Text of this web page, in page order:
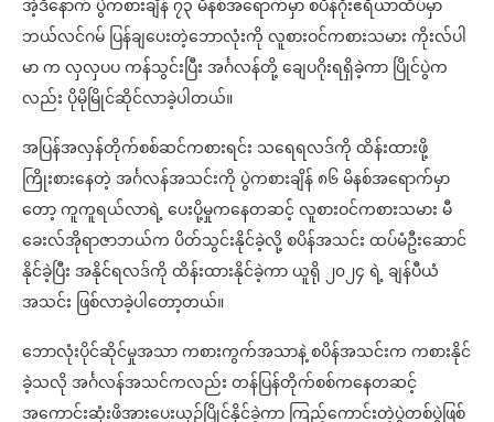
အဲ့ဒီနောက် ပွဲကစားချိန် ၇၃ မိနစ်အရောက်မှာ စပိန်ဂိုးဧရိယာထိပ်မှာ
ဘယ်လင်ဂမ် ပြန်ချပေးတဲ့ဘောလုံးကို လူစားဝင်ကစားသမား ကိုးလ်ပါ
မာ က လှလှပပ ကန်သွင်းပြီး အင်္ဂလန်တို့ ချေပဂိုးရရှိခဲ့ကာ ပြိုင်ပွဲက
လည်း ပိုမိုမြိုင်ဆိုင်လာခဲ့ပါတယ်။
အပြန်အလှန်တိုက်စစ်ဆင်ကစားရင်း သရေရလဒ်ကို ထိန်းထားဖို့
ကြိုးစားနေတဲ့ အင်္ဂလန်အသင်းကို ပွဲကစားချိန် ၈၆ မိနစ်အရောက်မှာ
တော့ ကူကူရယ်လာရဲ့ ပေးပို့မှုကနေတဆင့် လူစားဝင်ကစားသမား မီ
ခေးလ်အိုရာဇာဘယ်က ပိတ်သွင်းနိုင်ခဲ့လို့ စပိန်အသင်း ထပ်မံဦးဆောင်
နိုင်ခဲ့ပြီး အနိုင်ရလဒ်ကို ထိန်းထားနိုင်ခဲ့ကာ ယူရို ၂၀၂၄ ရဲ့ ချန်ပီယံ
အသင်း ဖြစ်လာခဲ့ပါတော့တယ်။
ဘောလုံးပိုင်ဆိုင်မှုအသာ ကစားကွက်အသာနဲ့ စပိန်အသင်းက ကစားနိုင်
ခဲ့သလို အင်္ဂလန်အသင်ကလည်း တန်ပြန်တိုက်စစ်ကနေတဆင့်
အကောင်းဆုံးဖိအားပေးယှဉ်ပြိုင်နိုင်ခဲ့ကာ ကြည့်ကောင်းတဲ့ပွဲတစ်ပွဲဖြစ်